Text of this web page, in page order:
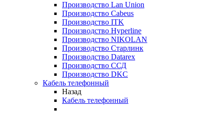
Производство Lan Union
Производство Cabeus
Производство ITK
Производство Hyperline
Производство NIKOLAN
Производство Старлинк
Производство Datarex
Производство ССД
Производство DKC
Кабель телефонный
Назад
Кабель телефонный